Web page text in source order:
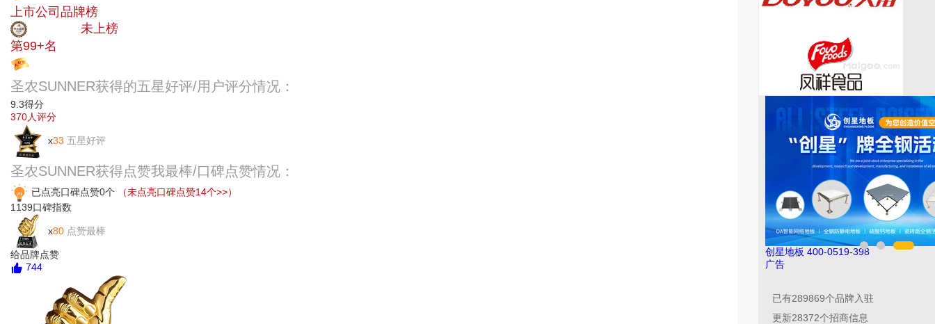
上市公司品牌榜
未上榜
第99+名
圣农SUNNER获得的五星好评/用户评分情况：
9.3得分
370人评分
x33 五星好评
圣农SUNNER获得点赞我最棒/口碑点赞情况：
已点亮口碑点赞0个
（未点亮口碑点赞14个>>）
1139口碑指数
x80 点赞最棒
给品牌点赞
744
万嘉WANJIA 400-861-6677
广告
已有289869个品牌入驻
更新28372个招商信息